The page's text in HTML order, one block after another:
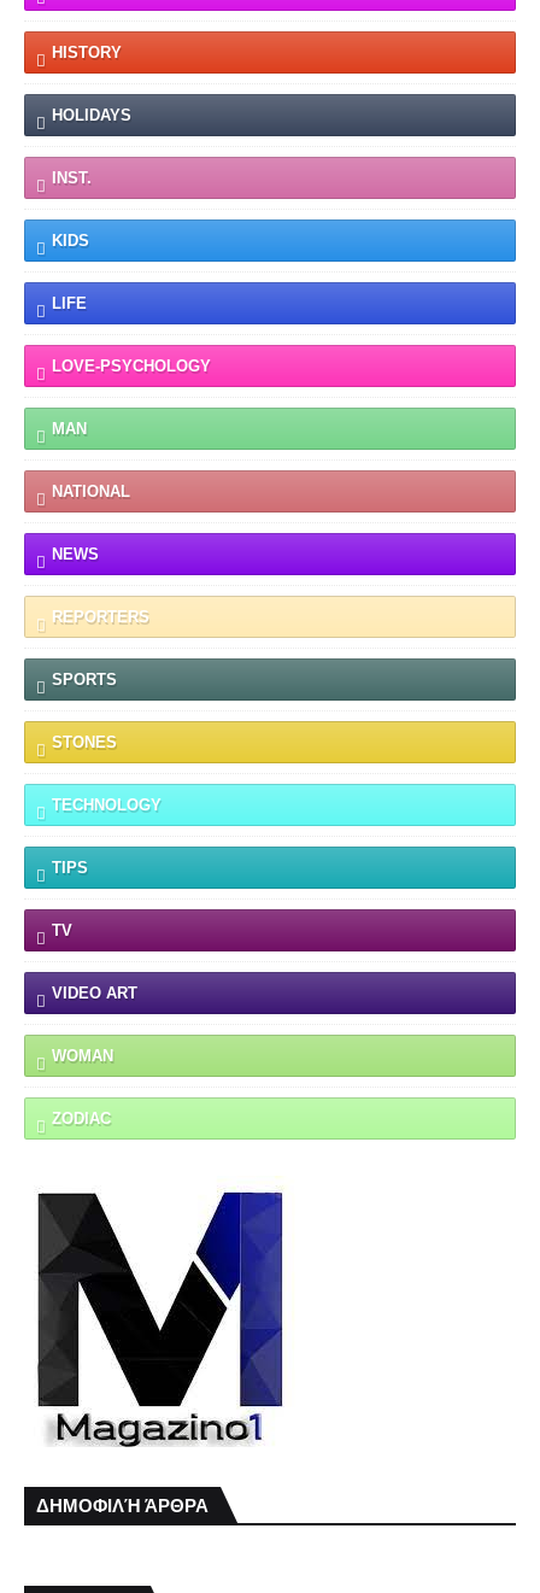
HISTORY
HOLIDAYS
INST.
KIDS
LIFE
LOVE-PSYCHOLOGY
MAN
NATIONAL
NEWS
REPORTERS
SPORTS
STONES
TECHNOLOGY
TIPS
TV
VIDEO ART
WOMAN
ZODIAC
ΔΗΜΟΦΙΛΉ ΆΡΘΡΑ